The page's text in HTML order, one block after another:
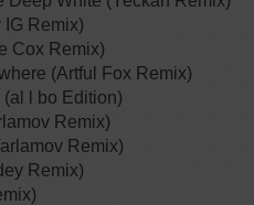
IG Remix)
Cox Remix)
(Artful Fox Remix)
l bo Edition)
Remix)
Remix)
Remix)